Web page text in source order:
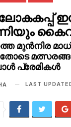
മുൻനിര
പ്രേമികൾ
LAST